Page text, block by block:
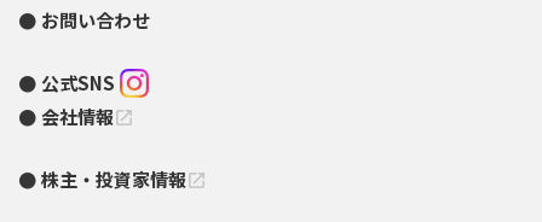
お問い合わせ
公式SNS
会社情報open_in_new
株主・投資家情報open_in_new